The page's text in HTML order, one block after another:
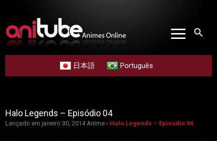
search
日本語 Português
Halo Legends – Episódio 04
Lançado em janeiro 30, 2014 Anime › Halo Legends – Episódio 04